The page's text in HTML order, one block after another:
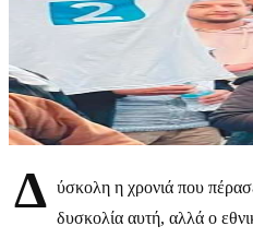
Δ ύσκολη η χρονιά που
δυσκολία αυτή, αλλά ο